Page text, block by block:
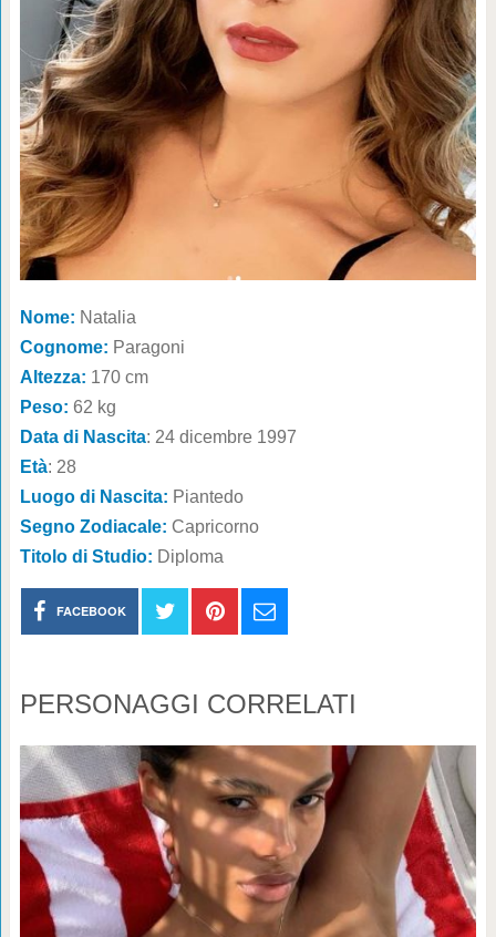
Nome: Natalia
Cognome: Paragoni
Altezza: 170 cm
Peso: 62 kg
Data di Nascita: 24 dicembre 1997
Età: 28
Luogo di Nascita: Piantedo
Segno Zodiacale: Capricorno
Titolo di Studio: Diploma
FACEBOOK
PERSONAGGI CORRELATI